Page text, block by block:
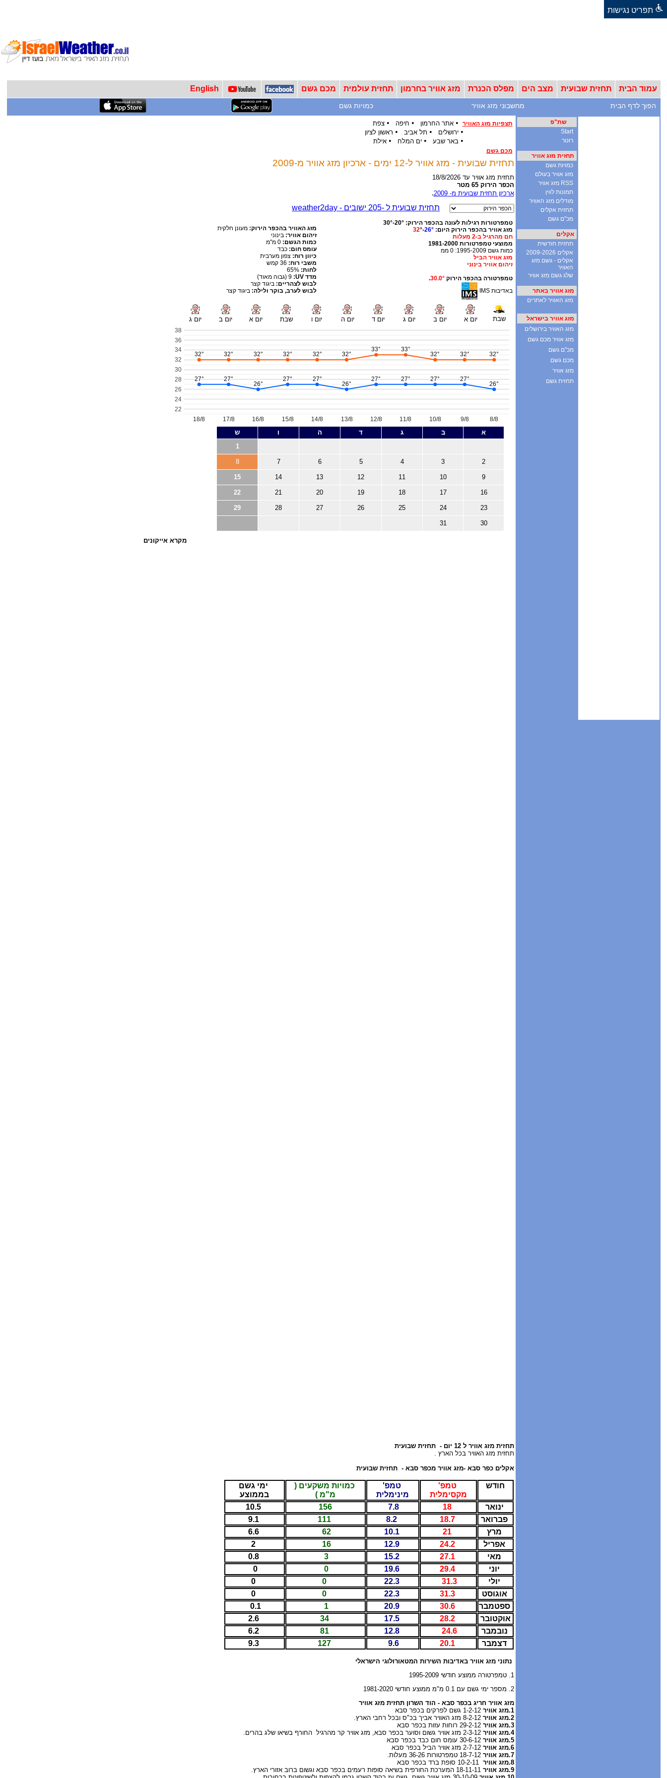
תפריט נגישות
עמוד הבית תחזית שבועית מצב הים מפלס הכנרת מזג אוויר בחרמון תחזית עולמית מכם גשם English
הפוך לדף הבית מחשבוני מזג אוויר כמויות גשם
שת"פ
Start
רוטר
תחזית מזג אוויר
כמויות גשם
מזג אוויר בעולם
RSS מזג אוויר
תמונות לווין
מודלים מזג האוויר
תחזית אקלים
מכ"ם גשם
אקלים
תחזית חודשית
אקלים 2009-2026
אקלים - גשם מזג
האוויר
שלג גשם מזג אוויר
מזג אוויר באתר
מזג האוויר לאתרים
מזג אוויר בישראל
מזג האוויר בירושלים
מזג אוויר מכם גשם
מכ"ם גשם
מכם גשם
מזג אוויר
תחזית גשם
תצפיות מזג האוויר •אתר החרמון • חיפה •צפת
•ירושלים • תל אביב • ראשון לציון
• באר שבע •ים המלח •אילת
מכם גשם
תחזית שבועית - מזג אוויר ל-12 ימים - ארכיון מזג אוויר מ-2009
תחזית מזג אוויר עד 18/8/2026
הכפר הירוק 65 מטר
ארכיון תחזית שבועית מ- 2009
.
מקרא אייקונים
תחזית מזג אוויר ל 12 יום
- תחזית שבועית
תחזית מזג האוויר בכל הארץ .
אקלים כפר סבא -מזג אוויר מכפר סבא- תחזית שבועית
חודש
טמפ'
מקסימלית
טמפ'
מינימלית
כמויות משקעים (
מ"מ )
ימי גשם
בממוצע
ינואר
18
7.8
156
פברואר
18.7
111
9.1
מרץ
21
10.1
62
6.6
אפריל
24.2
12.9
16
מאי
27.1
15.2
3
0.8
יוני
29.4
19.6
0
0
יולי
31.3
22.3
אוגוסט
31.3
22.3
0
ספטמבר
30.6
20.9
1
0.1
אוקטובר
28.2
17.5
34
2.6
נובמבר
24.6
12.8
81
6.2
דצמבר
20.1
9.6
9.3
נתוני מזג אוויר באדיבות השירות המטאורולוגי הישראלי
1. טמפרטורה ממוצע חודשי 1995-2009
2. מספר ימי גשם עם 0.1 מ"מ ממוצע חודשי 1981-2020
מזג אוויר חריג בכפר סבא - הוד השרון תחזית מזג אוויר
1. מזג אוויר1-2-12 גשם לפרקים בכפר סבא
2. מזג אוויר8-2-12 מזג האוויר אביך בכ"ס ובכל רחבי הארץ.
3. מזג אוויר29-2-12 רוחות עזות בכפר סבא
4. מזג אוויר2-3-12 מזג אוויר גשום וסוער בכפר סבא, מזג אוויר קר מהרגיל החורף בשיאו שלג בהרים.
5. מזג אוויר30-6-12 עומס חום כבד בכפר סבא
6. מזג אוויר2-7-12 מזג אוויר הביל בכפר סבא
7. מזג אוויר18-7-12 טמפרטורות 36-26 מעלות.
8. מזג אוויר 10-2-11 סופת ברד בכפר סבא
9. מזג אוויר18-11-11 המערכת החורפית בשיאה סופות רעמים בכפר סבא וגשום ברוב אזורי הארץ.